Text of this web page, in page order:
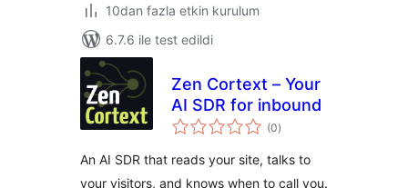
10dan fazla etkin kurulum
6.7.6 ile test edildi
Zen Cortext – Your
AI SDR for inbound
(0toplam
puan
)
An AI SDR that reads your site, talks to
your visitors, and knows when to call you.